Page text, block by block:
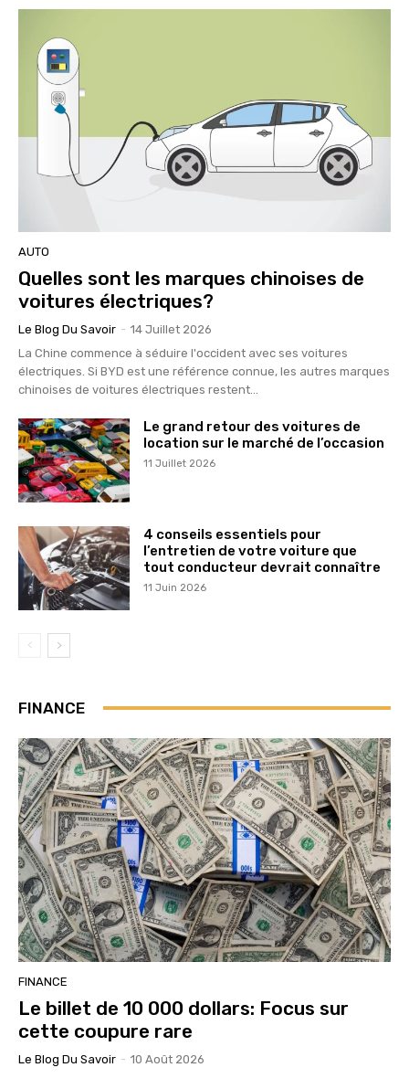
AUTO
Quelles sont les marques chinoises de
voitures électriques?
Le Blog Du Savoir - 14 Juillet 2026
La Chine commence à séduire l'occident avec ses voitures
électriques. Si BYD est une référence connue, les autres marques
chinoises de voitures électriques restent...
Le grand retour des voitures de
location sur le marché de l’occasion
11 Juillet 2026
4 conseils essentiels pour
l’entretien de votre voiture que
tout conducteur devrait connaître
11 Juin 2026
FINANCE
FINANCE
Le billet de 10 000 dollars: Focus sur
cette coupure rare
Le Blog Du Savoir - 10 Août 2026